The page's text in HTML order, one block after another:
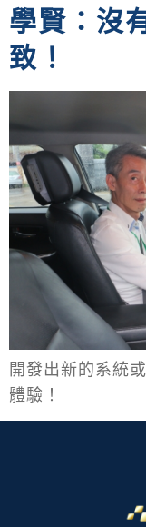
學賢：沒
致！
開發出新的系統
體驗！